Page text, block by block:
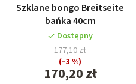
Szklane bongo Breitseite
bańka 40cm
Dostępny
170,20 zł
177,10 zł
(–3 %)